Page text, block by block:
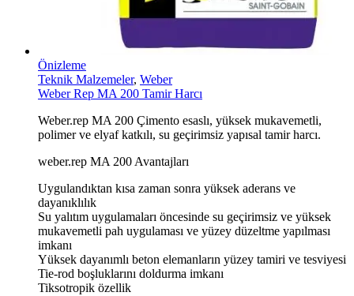
Önizleme
Teknik Malzemeler, Weber
Weber Rep MA 200 Tamir Harcı
Weber.rep MA 200 Çimento esaslı, yüksek mukavemetli,
polimer ve elyaf katkılı, su geçirimsiz yapısal tamir harcı.
weber.rep MA 200 Avantajları
Uygulandıktan kısa zaman sonra yüksek aderans ve
dayanıklılık
Su yalıtım uygulamaları öncesinde su geçirimsiz ve yüksek
mukavemetli pah uygulaması ve yüzey düzeltme yapılması
imkanı
Yüksek dayanımlı beton elemanların yüzey tamiri ve tesviyesi
Tie-rod boşluklarını doldurma imkanı
Tiksotropik özellik